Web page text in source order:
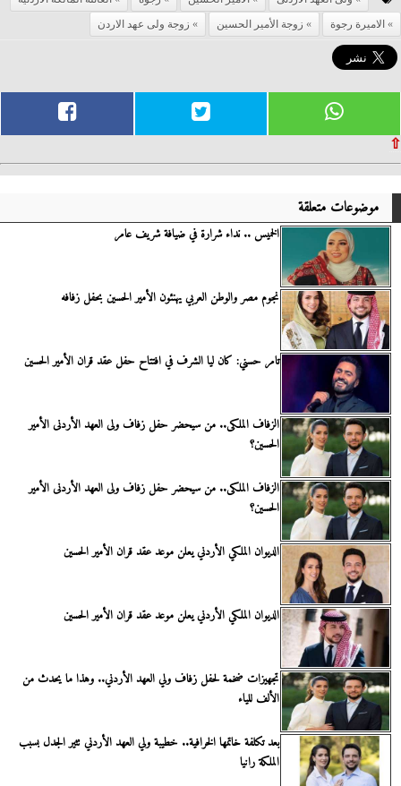
الاميرة رجوة
زوجة الأمير الحسين زوجة ولى عهد الاردن
⇧
موضوعات متعلقة
الخميس .. نداء شرارة في ضيافة شريف عامر
نجوم مصر والوطن العربي يهنئون الأمير الحسين بحفل زفافه
تامر حسني: كان ليا الشرف في افتتاح حفل عقد قران الأمير الحسين
الزفاف الملكى.. من سيحضر حفل زفاف ولى العهد الأردنى الأمير
الحسين؟
الزفاف الملكى.. من سيحضر حفل زفاف ولى العهد الأردنى الأمير
الحسين؟
الديوان الملكي الأردني يعلن موعد عقد قران الأمير الحسين
الديوان الملكي الأردني يعلن موعد عقد قران الأمير الحسين
تجهيزات ضخمة لحفل زفاف ولي العهد الأردني.. وهذا ما يحدث من
الألف للياء
بعد تكلفة خاتمها الخرافية.. خطيبة ولي العهد الأردني تثير الجدل بسبب
الملكة رانيا